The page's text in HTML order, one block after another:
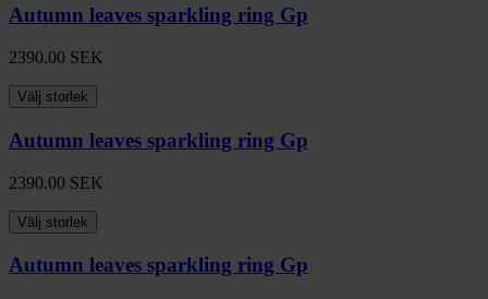
Autumn leaves sparkling ring Gp
2390.00 SEK
Välj storlek
Autumn leaves sparkling ring Gp
2390.00 SEK
Välj storlek
Autumn leaves sparkling ring Gp